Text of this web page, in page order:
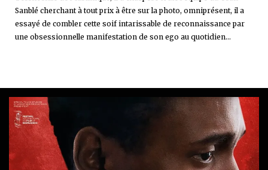
Sanblé cherchant à tout prix à être sur la photo, omniprésent, il a
essayé de combler cette soif intarissable de reconnaissance par
une obsessionnelle manifestation de son ego au quotidien...